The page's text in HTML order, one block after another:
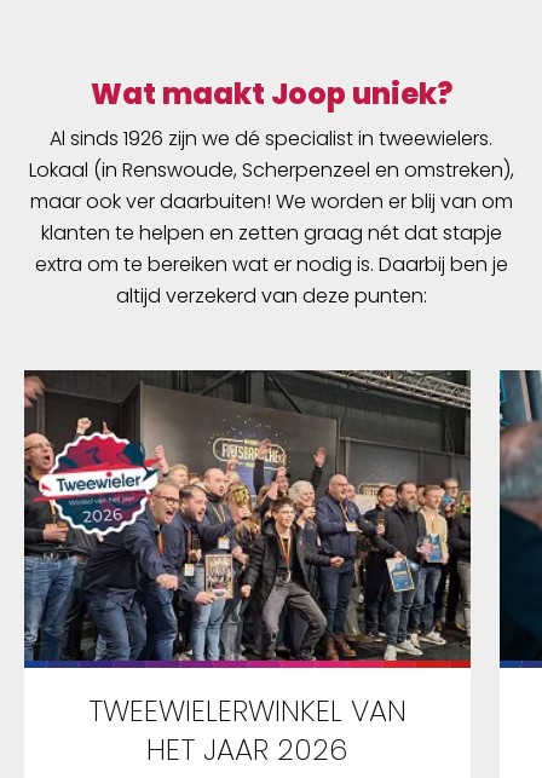
Wat maakt Joop uniek?
Al sinds 1926 zijn we dé specialist in tweewielers.
Lokaal (in Renswoude, Scherpenzeel en omstreken),
maar ook ver daarbuiten! We worden er blij van om
klanten te helpen en zetten graag nét dat stapje
extra om te bereiken wat er nodig is. Daarbij ben je
altijd verzekerd van deze punten:
TWEEWIELERWINKEL VAN
HET JAAR 2026